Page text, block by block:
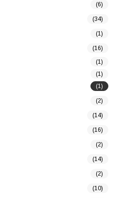
(6)
(34)
(1)
(16)
(1)
(1)
(1)
(2)
(14)
(16)
(2)
(14)
(2)
(10)